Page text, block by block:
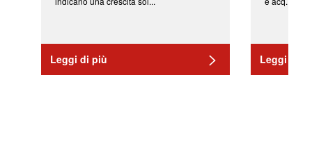
Leggi di più Leggi di